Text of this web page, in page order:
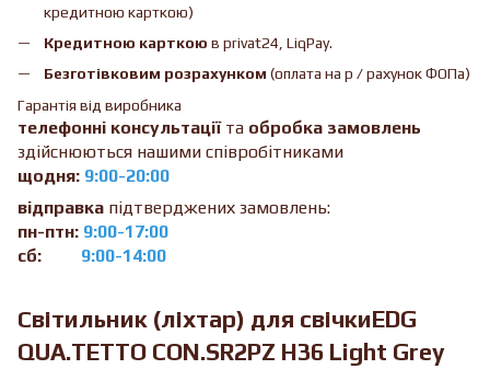
кредитною карткою)
Кредитною карткою в privat24, LiqPay.
Безготівковим розрахунком (оплата на р / рахунок ФОПа)
Гарантія від виробника
телефонні консультації та обробка замовлень
здійснюються нашими співробітниками
щодня: 9:00-20:00
відправка підтверджених замовлень:
пн-птн: 9:00-17:00
сб:
9:00-14:00
Світильник (ліхтар) для свічкиEDG
QUA.TETTO CON.SR2PZ H36 Light Grey